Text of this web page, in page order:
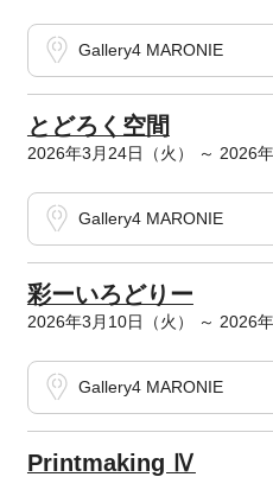
Gallery4 MARONIE
とどろく空間
2026年3月24日（火） ～ 2026年
Gallery4 MARONIE
彩ーいろどりー
2026年3月10日（火） ～ 2026年
Gallery4 MARONIE
Printmaking Ⅳ